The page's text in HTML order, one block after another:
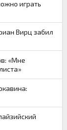
играть
Вирц забил
«Мне